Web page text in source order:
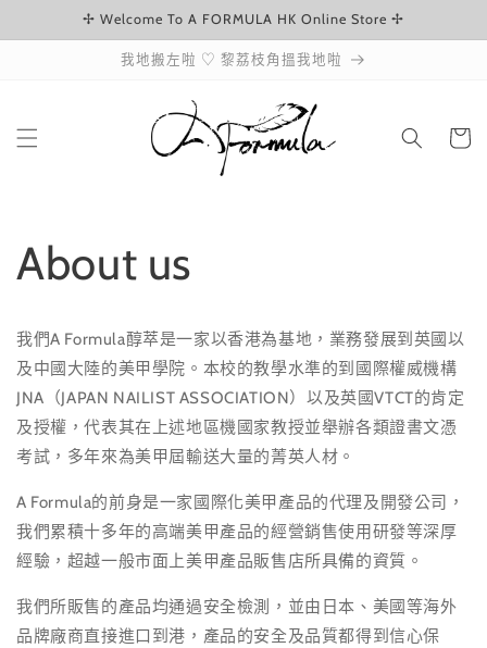
跳至內容✢ Welcome To A FORMULA HK Online Store ✢
我地搬左啦 ♡ 黎荔枝角搵我地啦
物
About us
我們A Formula醇萃是一家以香港為基地，業務發展到英國以
及中國大陸的美甲學院。本校的教學水準的到國際權威機構
JNA（JAPAN NAILIST ASSOCIATION）以及英國VTCT的肯定
及授權，代表其在上述地區機國家教授並舉辦各類證書文憑
考試，多年來為美甲屆輸送大量的菁英人材。
A Formula的前身是一家國際化美甲產品的代理及開發公司，
我們累積十多年的高端美甲產品的經營銷售使用研發等深厚
經驗，超越一般市面上美甲產品販售店所具備的資質。
我們所販售的產品均通過安全檢測，並由日本、美國等海外
品牌廠商直接進口到港，產品的安全及品質都得到信心保